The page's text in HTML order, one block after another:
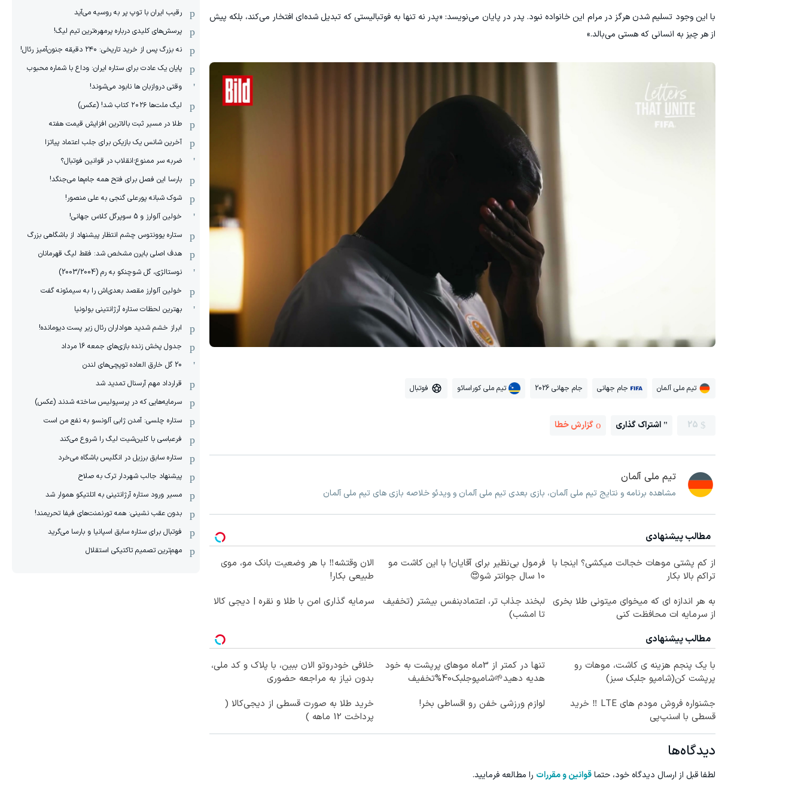
با این وجود تسلیم شدن هرگز در مرام این خانواده نبود. پدر در پایان می‌نویسد: «پدر نه تنها به فوتبالیستی که تبدیل شده‌ای افتخار می‌کند، بلکه پیش
از هر چیز به انسانی که هستی می‌بالد.»
تیم ملی آلمان جام جهانی جام جهانی 2026 تیم ملی کوراسائو فوتبال
25 اشتراک گذاری گزارش خطا
تیم ملی آلمان
مشاهده برنامه و نتایج تیم ملی آلمان، بازی بعدی تیم ملی آلمان و ویدئو خلاصه بازی های تیم ملی آلمان
مطالب پیشنهادی
از کم پشتی موهات خجالت میکشی؟ اینجا با
تراکم بالا بکار
فرمول بی‌نظیر برای آقایان! با این کاشت مو
10 سال جوانتر شو😍
الان وقتشه‼️ با هر وضعیت بانک مو، موی
طبیعی بکار!
به هر اندازه ای که میخوای میتونی طلا بخری
از سرمایه ات محافظت کنی
لبخند جذاب تر، اعتمادبنفس بیشتر (تخفیف
تا امشب)
سرمایه گذاری امن با طلا و نقره | دیجی کالا
مطالب پیشنهادی
با یک پنجم هزینه ی کاشت، موهات رو
پرپشت کن(شامپو جلبک سبز)
تنها در کمتر از 3ماه موهای پرپشت به خود
هدیه دهید🌱شامپوجلبک40%تخفیف
خلافی خودروتو الان ببین، با پلاک و کد ملی،
بدون نیاز به مراجعه حضوری
جشنواره فروش مودم های LTE ‼️ خرید
قسطی با اسنپ‌پی
لوازم ورزشی خفن رو اقساطی بخر!
خرید طلا به صورت قسطی از دیجی‌کالا (
پرداخت 12 ماهه )
دیدگاه‌ها
لطفا قبل از ارسال دیدگاه خود، حتماقوانین و مقررات را مطالعه فرمایید.
رقیب ایران با توپ پر به روسیه می‌آید
پرسش‌های کلیدی درباره پرمهره‌ترین تیم لیگ!
نه بزرگ پس از خرید تاریخی: ۲۴۰ دقیقه جنون‌آمیز رئال!
پایان یک عادت برای ستاره ایران: وداع با شماره محبوب
وقتی دروازبان ها نابود می‌شوند!
لیگ ملت‌ها ٢٠٢۶ کتاب شد! (عکس)
طلا در مسیر ثبت بالاترین افزایش قیمت هفته
آخرین شانس یک بازیکن برای جلب اعتماد پیاتزا
ضربه سر ممنوع؛انقلاب در قوانین فوتبال؟
بارسا این فصل برای فتح همه جام‌ها می‌جنگد!
شوک شبانه پورعلی گنجی به علی منصور!
خولین آلوارز و 5 سوپرگل کلاس جهانی!
ستاره یوونتوس چشم انتظار پیشنهاد از باشگاهی بزرگ
هدف اصلی بایرن مشخص شد: فقط لیگ قهرمانان
نوستالژی، گل شوچنکو به رم (2003/2004)
خولین آلوارز مقصد بعدی‌اش را به سیمئونه گفت
بهترین لحظات ستاره آرژانتینی بولونیا
ابراز خشم شدید هواداران رئال زیر پست دیومانده!
جدول پخش زنده بازی‌های جمعه 16 مرداد
20 گل خارق العاده توپچی‌های لندن
قرارداد مهم آرسنال تمدید شد
سرمایه‌هایی که در پرسپولیس ساخته شدند (عکس)
ستاره چلسی: آمدن ژابی آلونسو به نفع من است
فرعباسی با کلین‌شیت لیگ را شروع می‌کند
ستاره سابق برزیل در انگلیس باشگاه می‌خرد
پیشنهاد جالب شهردار ترک به صلاح
مسیر ورود ستاره آرژانتینی به اتلتیکو هموار شد
بدون عقب نشینی: همه تورنمنت‌های فیفا تحریمند!
فوتبال برای ستاره سابق اسپانیا و بارسا می‌گرید
مهم‌ترین تصمیم تاکتیکی استقلال